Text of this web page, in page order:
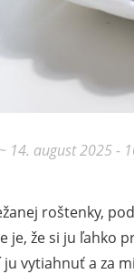
~ 14. august 2025 -
roštenky,
je, že si ju ľahko
vytiahnuť a za